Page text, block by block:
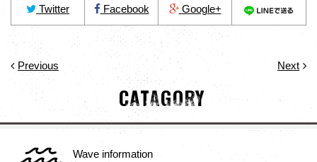
Twitter Facebook Google+
Previous Next
CATAGORY
Wave information